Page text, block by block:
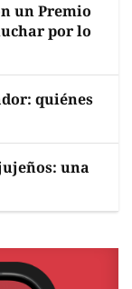
un Premio
por lo
quiénes
una